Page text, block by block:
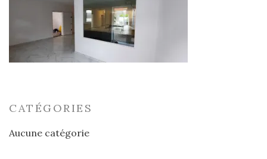
CATÉGORIES
Aucune catégorie